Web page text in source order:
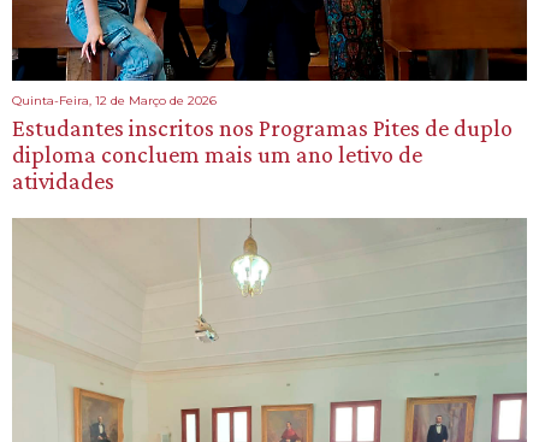
Quinta-Feira, 12 de Março de 2026
Estudantes inscritos nos Programas Pites de duplo
diploma concluem mais um ano letivo de
atividades